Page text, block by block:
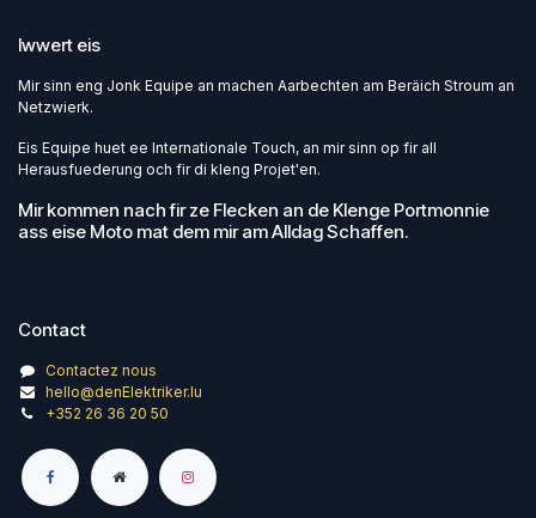
Iwwert eis
Mir sinn eng Jonk Equipe an machen Aarbechten am Beräich Stroum an
Netzwierk.
Eis Equipe huet ee Internationale Touch, an mir sinn op fir all
Herausfuederung och fir di kleng Projet'en.
Mir kommen nach fir ze Flecken an de Klenge Portmonnie
ass eise Moto mat dem mir am Alldag Schaffen.
Contact
Contactez nous
hello@denElektriker.lu
+352 26 36 20 50